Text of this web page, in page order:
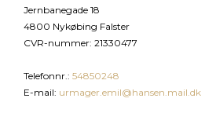
Jernbanegade 18
4800 Nykøbing Falster
CVR-nummer: 21330477
Telefonnr. : 54850248
E-mail: urmager.emil@hansen.mail.dk